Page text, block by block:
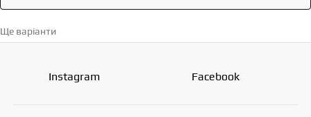
Ще варіанти
Instagram Facebook